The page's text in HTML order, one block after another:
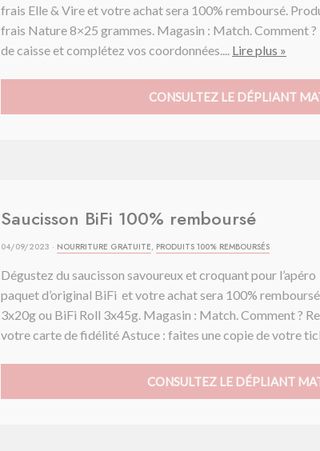
frais Elle & Vire et votre achat sera 100% remboursé.
frais Nature 8×25 grammes. Magasin : Match. Comment
de caisse et complétez vos coordonnées.... Lire plus »
CONSULTEZ LE DÉPLIANT
Saucisson BiFi 100% remboursé
04/09/2023 · NOURRITURE GRATUITE, PRODUITS 100% REMBOURSÉS
Dégustez du saucisson savoureux et croquant pour
paquet d’original BiFi et votre achat sera 100%
3x20g ou BiFi Roll 3x45g. Magasin : Match. Comment ?
votre carte de fidélité Astuce : faites une copie de votre
CONSULTEZ LE DÉPLIANT